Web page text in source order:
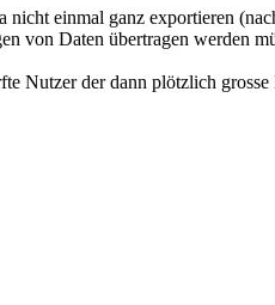
nicht einmal ganz exportieren
von Daten übertragen
Nutzer der dann plötzlich